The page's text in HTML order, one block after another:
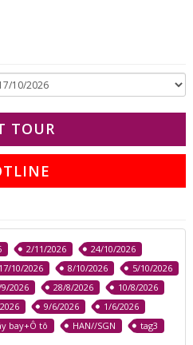
TOUR
2/11/2026
24/10/2026
17/10/2026 8/10/2026
5/10/2026
2026 28/8/2026
10/8/2026
9/6/2026
1/6/2026
bay+Ô tô HAN//SGN
tag3